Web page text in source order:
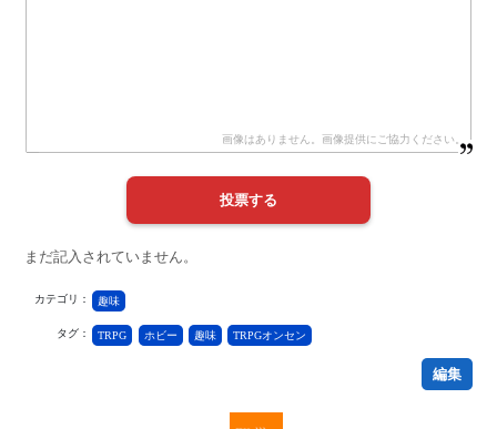
まだ記入されていません。
カテゴリ： 趣味
タグ： TRPG ホビー 趣味 TRPGオンセン
編集